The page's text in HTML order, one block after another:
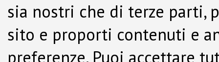
sia nostri che di terze parti,
sito e proporti contenuti e
preferenze. Puoi accettare